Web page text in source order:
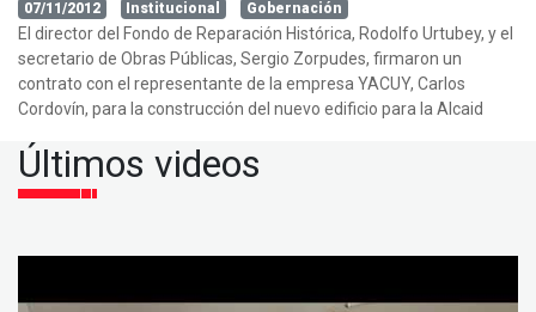
07/11/2012 Institucional Gobernación
El director del Fondo de Reparación Histórica, Rodolfo Urtubey, y el
secretario de Obras Públicas, Sergio Zorpudes, firmaron un
contrato con el representante de la empresa YACUY, Carlos
Cordovín, para la construcción del nuevo edificio para la Alcaid
Últimos videos